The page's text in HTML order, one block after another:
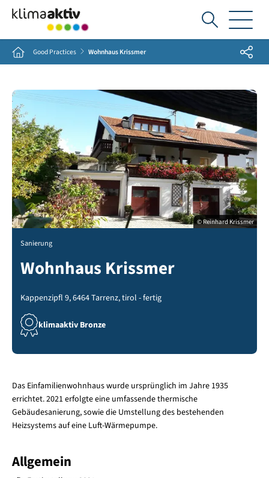
Ich
suche...
Home Good Practices Wohnhaus Krissmer Share
© Reinhard Krissmer
Sanierung
Wohnhaus Krissmer
Kappenzipfl 9, 6464 Tarrenz, tirol - fertig
klimaaktiv Bronze
Das Einfamilienwohnhaus wurde ursprünglich im Jahre 1935
errichtet. 2021 erfolgte eine umfassende thermische
Gebäudesanierung, sowie die Umstellung des bestehenden
Heizsystems auf eine Luft-Wärmepumpe.
Allgemein